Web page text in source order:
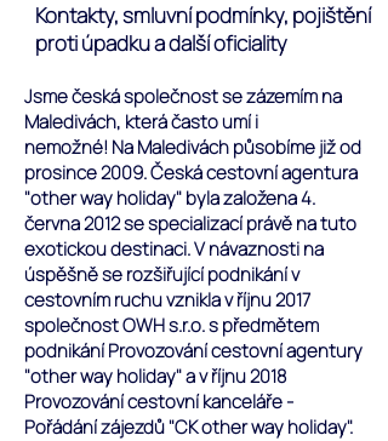
Kontakty, smluvní podmínky, pojištění
proti úpadku a další oficiality
Jsme českáspolečnostse zázemím na
Maledivách, která často umí i
nemožné! Na Maledivách působíme již od
prosince 2009. Česká cestovní agentura
"other way holiday" byla založena 4.
června 2012 se specializací právě na tuto
exotickou destinaci. V návaznosti na
úspěšně se rozšiřující podnikání v
cestovním ruchu vznikla v říjnu 2017
společnost OWH s.r.o. s předmětem
podnikání Provozování cestovní agentury
"other way holiday" a v říjnu 2018
Provozování cestovní kanceláře -
Pořádání zájezdů "CK other way holiday".